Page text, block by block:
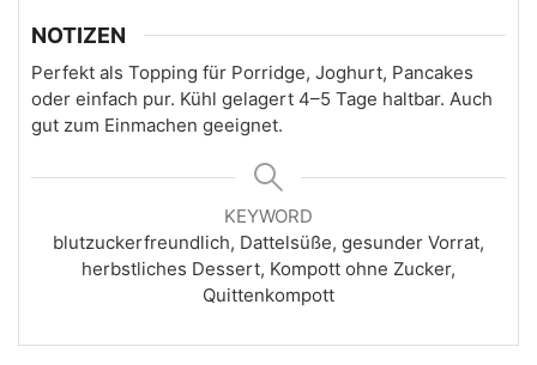
NOTIZEN
Perfekt als Topping für Porridge, Joghurt, Pancakes
oder einfach pur. Kühl gelagert 4–5 Tage haltbar. Auch
gut zum Einmachen geeignet.
KEYWORD
blutzuckerfreundlich, Dattelsüße, gesunder Vorrat,
herbstliches Dessert, Kompott ohne Zucker,
Quittenkompott